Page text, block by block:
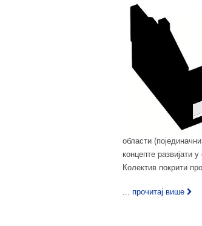
области
концепте развијати
Колектив покрити
... прочитај више